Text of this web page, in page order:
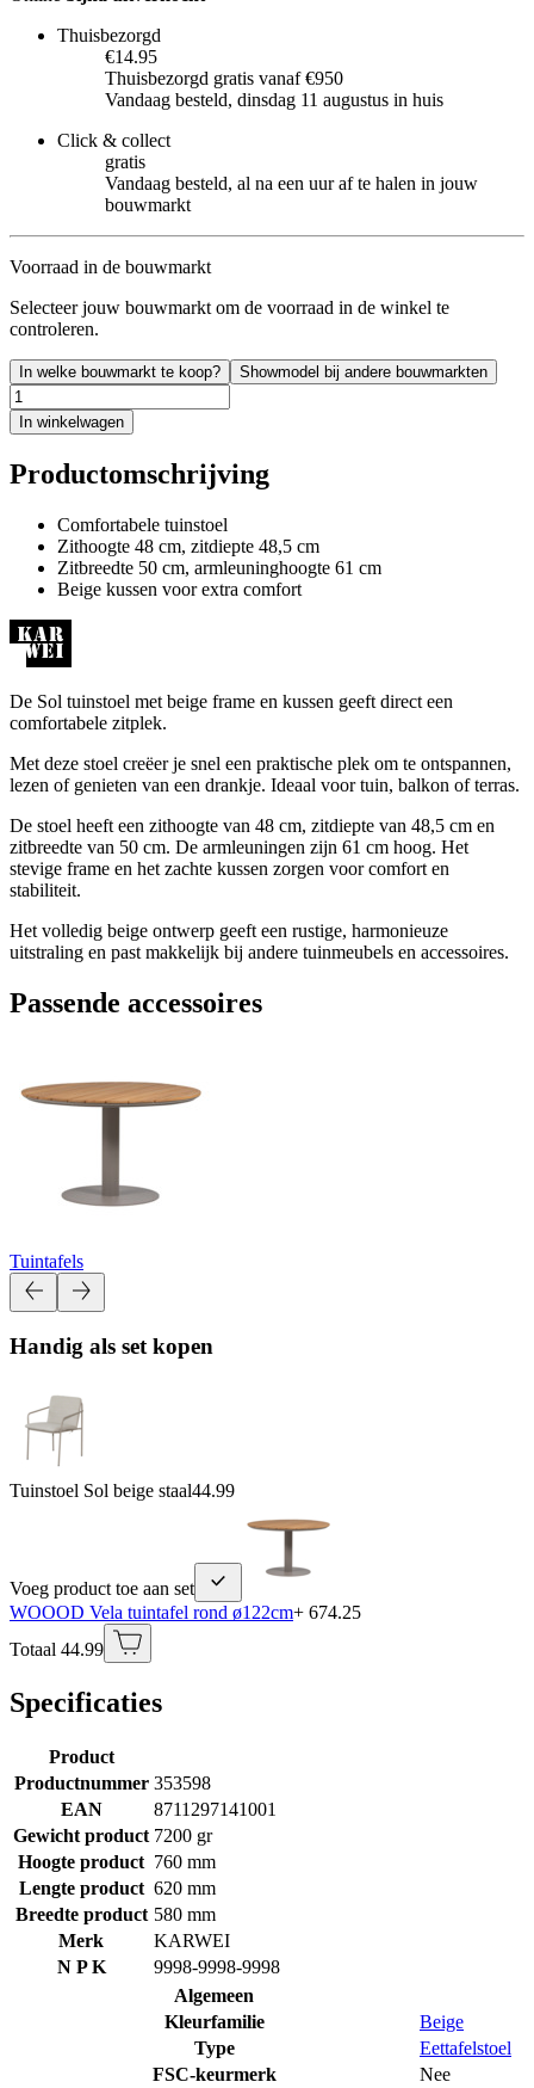
Thuisbezorgd
€14.95
Thuisbezorgd gratis vanaf €950
Vandaag besteld, dinsdag 11 augustus in huis
Click & collect
gratis
Vandaag besteld, al na een uur af te halen in jouw
bouwmarkt
Voorraad in de bouwmarkt
Selecteer jouw bouwmarkt om de voorraad in de winkel te
controleren.
In welke bouwmarkt te koop? Showmodel bij andere bouwmarkten
In winkelwagen
Productomschrijving
Comfortabele tuinstoel
Zithoogte 48 cm, zitdiepte 48,5 cm
Zitbreedte 50 cm, armleuninghoogte 61 cm
Beige kussen voor extra comfort
De Sol tuinstoel met beige frame en kussen geeft direct een
comfortabele zitplek.
Met deze stoel creëer je snel een praktische plek om te ontspannen,
lezen of genieten van een drankje. Ideaal voor tuin, balkon of terras.
De stoel heeft een zithoogte van 48 cm, zitdiepte van 48,5 cm en
zitbreedte van 50 cm. De armleuningen zijn 61 cm hoog. Het
stevige frame en het zachte kussen zorgen voor comfort en
stabiliteit.
Het volledig beige ontwerp geeft een rustige, harmonieuze
uitstraling en past makkelijk bij andere tuinmeubels en accessoires.
Passende accessoires
Tuintafels
Handig als set kopen
Tuinstoel Sol beige staal44.99
Voeg product toe aan set
WOOOD Vela tuintafel rond ø122cm+ 674.25
Totaal 44.99
Specificaties
Product
Productnummer 353598
EAN
8711297141001
Gewicht product 7200 gr
Hoogte product 760 mm
Lengte product 620 mm
Breedte product 580 mm
Merk
KARWEI
N P K
9998-9998-9998
Algemeen
Kleurfamilie
Beige
Type
Eettafelstoel
FSC-keurmerk
Nee